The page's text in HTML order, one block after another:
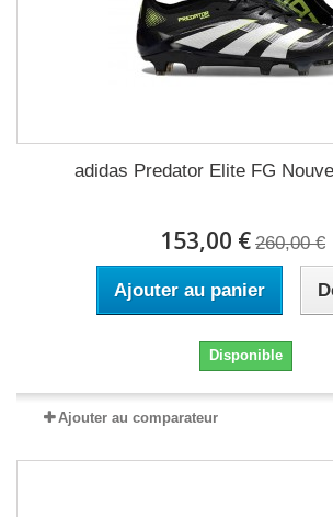
adidas Predator Elite FG
153,00 € 260,00 €
Ajouter au panier
Disponible
Ajouter au comparateur